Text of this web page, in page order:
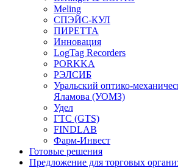
Meling
СПЭЙС-КУЛ
ПИРЕТТА
Инновация
LogTag Recorders
PORKKA
РЭЛСИБ
Уральский оптико-
Яламова (УОМЗ)
Удел
ГТС (GTS)
FINDLAB
Фарм-Инвест
Готовые решения
Предложение для торговых